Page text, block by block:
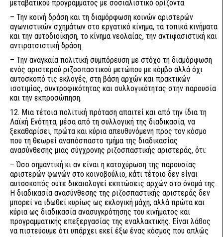
μεταβατικού προγράμματος με σοσιαλιστικό ορίζοντα.
– Την κοινή δράση και τη διαμόρφωση κοινών αριστερών
αγωνιστικών σχημάτων στο εργατικό κίνημα, τα τοπικά κινήματα
και την αυτοδιοίκηση, το κίνημα νεολαίας, την αντιφασιστική και
αντιρατσιστική δράση.
– Την αναγκαία πολιτική συμπόρευση με στόχο τη διαμόρφωση
ενός αριστερού ριζοσπαστικού μετώπου με κόμβο αλλά όχι
αυτοσκοπό τις εκλογές, στη βάση αρχών και πρακτικών
ισοτιμίας, συντροφικότητας και συλλογικότητας στην παρουσία
και την εκπροσώπηση.
12. Μια τέτοια πολιτική πρόταση απαιτεί και από την ίδια τη
Λαϊκή Ενότητα, μέσα από τη συλλογική της διαδικασία, να
ξεκαθαρίσει, πρώτα και κύρια απευθυνόμενη προς τον κόσμο
που τη θεωρεί αναπόσπαστο τμήμα της διαδικασίας
ανασύνθεσης μιας σύγχρονης ριζοσπαστικής αριστεράς, ότι:
– Όσο σημαντική κι αν είναι η κατοχύρωση της παρουσίας
αριστερών φωνών στο κοινοβούλιο, κάτι τέτοιο δεν είναι
αυτοσκοπός ούτε δικαιολογεί εκπτώσεις αρχών στο όνομά της.
Η διαδικασία ανασύνθεσης της ριζοσπαστικής αριστεράς δεν
μπορεί να ιδωθεί κυρίως ως εκλογική μάχη, αλλά πρώτα και
κύρια ως διαδικασία ανασυγκρότησης του κινήματος και
προγραμματικής επεξεργασίας της εναλλακτικής. Είναι λάθος
να πιστεύουμε ότι υπάρχει εκεί έξω ένας κόσμος που απλώς